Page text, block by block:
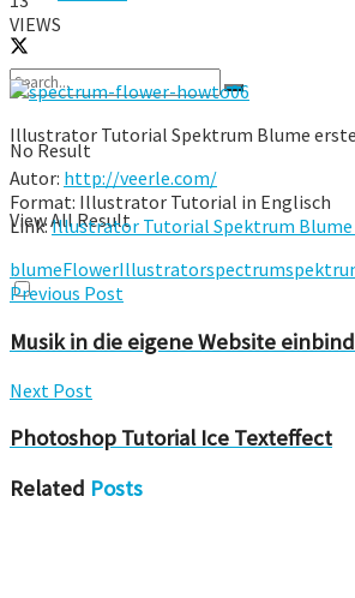
No Result
View All Result
VIEWS
Illustrator Tutorial Spektrum Blume
Autor: http://veerle.com/
Format: Illustrator Tutorial in Englisch
Link:Illustrator Tutorial Spektrum
blumeFlowerIllustratorspectrum
Previous Post
Musik in die eigene Website
Next Post
Photoshop Tutorial Ice Texteffect
Related Posts